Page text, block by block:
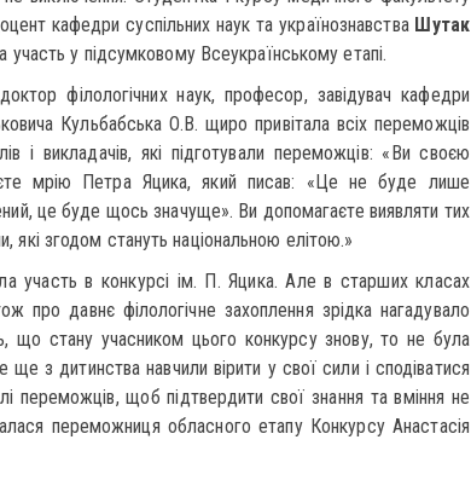
кафедри суспільних наук та українознавства Шутак
участь у підсумковому Всеукраїнському етапі.
філологічних наук, професор, завідувач кафедри
Кульбабська О.В. щиро привітала всіх переможців
і викладачів, які підготували переможців: «Ви своєю
мрію Петра Яцика, який писав: «Це не буде лише
це буде щось значуще». Ви допомагаєте виявляти тих
які згодом стануть національною елітою.»
участь в конкурсі ім. П. Яцика. Але в старших класах
про давнє філологічне захоплення зрідка нагадувало
що стану учасником цього конкурсу знову, то не була
з дитинства навчили вірити у свої сили і сподіватися
переможців, щоб підтвердити свої знання та вміння не
переможниця обласного етапу Конкурсу Анастасія